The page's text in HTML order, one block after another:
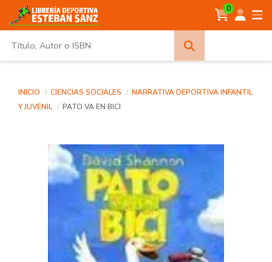
0
INICIO CIENCIAS SOCIALES
NARRATIVA DEPORTIVA INFANTIL
Y JUVENIL
PATO VA EN BICI